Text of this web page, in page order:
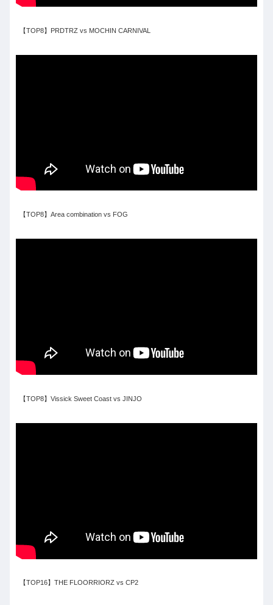
【TOP8】PRDTRZ vs MOCHIN CARNIVAL
【TOP8】Area combination vs FOG
【TOP8】Vissick Sweet Coast vs JINJO
【TOP16】THE FLOORRIORZ vs CP2